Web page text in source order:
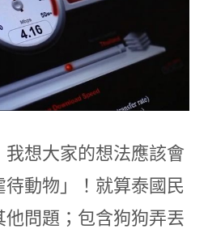
我想大家的想法應該會
待動物」！就算泰國民
他問題；包含狗狗弄丟